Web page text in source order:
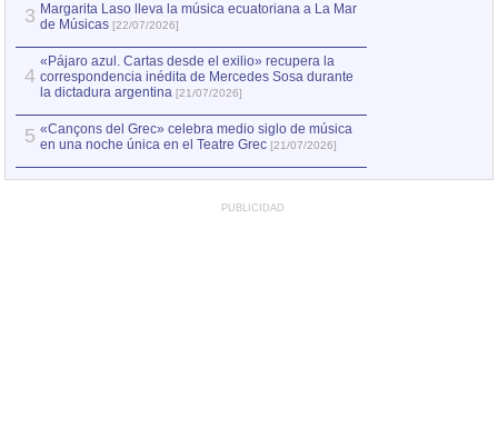
3 Margarita Laso lleva la música ecuatoriana a La Mar
de Músicas [22/07/2026]
4
«Pájaro azul. Cartas desde el exilio» recupera la
correspondencia inédita de Mercedes Sosa durante
la dictadura argentina [21/07/2026]
5 «Cançons del Grec» celebra medio siglo de música
en una noche única en el Teatre Grec [21/07/2026]
PUBLICIDAD